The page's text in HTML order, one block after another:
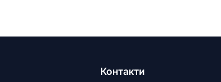
Контакти